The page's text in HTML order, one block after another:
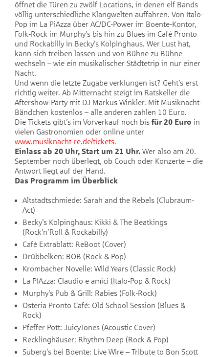
öffnet die Türen zu zwölf Locations, in denen elf Bands
völlig unterschiedliche Klangwelten auffahren. Von Italo-
Pop im La PiAzza über AC/DC-Power im Boente-Kontor,
Folk-Rock im Murphy’s bis hin zu Blues im Café Pronto
und Rockabilly in Becky’s Kolpinghaus. Wer Lust hat,
kann sich treiben lassen und von Bühne zu Bühne
wechseln – wie ein musikalischer Städtetrip in nur einer
Nacht.
Und wenn die letzte Zugabe verklungen ist? Geht’s erst
richtig weiter. Ab Mitternacht steigt im Ratskeller die
Aftershow-Party mit DJ Markus Winkler. Mit Musiknacht-
Bändchen kostenlos – alle anderen zahlen 10 Euro.
Die Tickets gibt’s im Vorverkauf noch bis für 20 Euro in
vielen Gastronomien oder online unter
www.musiknacht-re.de/tickets.
Einlass ab 20 Uhr, Start um 21 Uhr. Wer also am 20.
September noch überlegt, ob Couch oder Konzerte – die
Antwort liegt auf der Hand.
Das Programm im Überblick
Altstadtschmiede: Sarah and the Rebels (Clubraum-
Act)
Becky’s Kolpinghaus: Kikki & The Beatkings
(Rock’n’Roll & Rockabilly)
Café Extrablatt: ReBoot (Cover)
Drübbelken: BOB (Rock & Pop)
Krombacher Novelle: Wild Years (Classic Rock)
La PIAzza: Claudio e amici (Italo-Pop & Rock)
Murphy’s Pub & Grill: Rabies (Folk-Rock)
Osteria Pronto Café: Old School Session (Blues &
Rock)
Pfeffer Pott: JuicyTones (Acoustic Cover)
Recklinghäuser: Rhythm Deep (Rock & Pop)
Suberg’s bei Boente: Live Wire – Tribute to Bon Scott